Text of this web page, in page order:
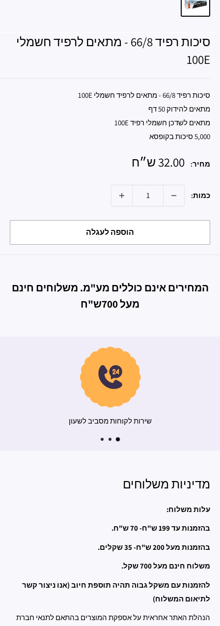
סיכות רפיד 66/8 - מתאים לרפיד חשמלי
100E
סיכות רפיד 66/8 - מתאים לרפיד חשמלי 100E
מתאים להידוק 50 דף
מתאים לשדכן חשמלי רפיד 100E
5,000 סיכות בקופסא
מחיר: מחיר
32.00 ש״ח
כמות:
הוספה לעגלה
המחירים אינם כוללים מע"מ. משלוחים חינם
מעל 700ש"ח
משלוח מהיר
מדיניות משלוחים
עלות משלוח:
בהזמנות עד 199 ש"ח- 70 ש"ח.
בהזמנות מעל 200 ש"ח- 35 שקלים.
משלוח חינם מעל 700 שקל.
להזמנות עם משקל גבוה תהיה תוספת חיוב (אנו ניצור קשר
לתיאום המשלוח)
הנהלת האתר אחראית על אספקת המוצרים בהתאם לתנאי חברת